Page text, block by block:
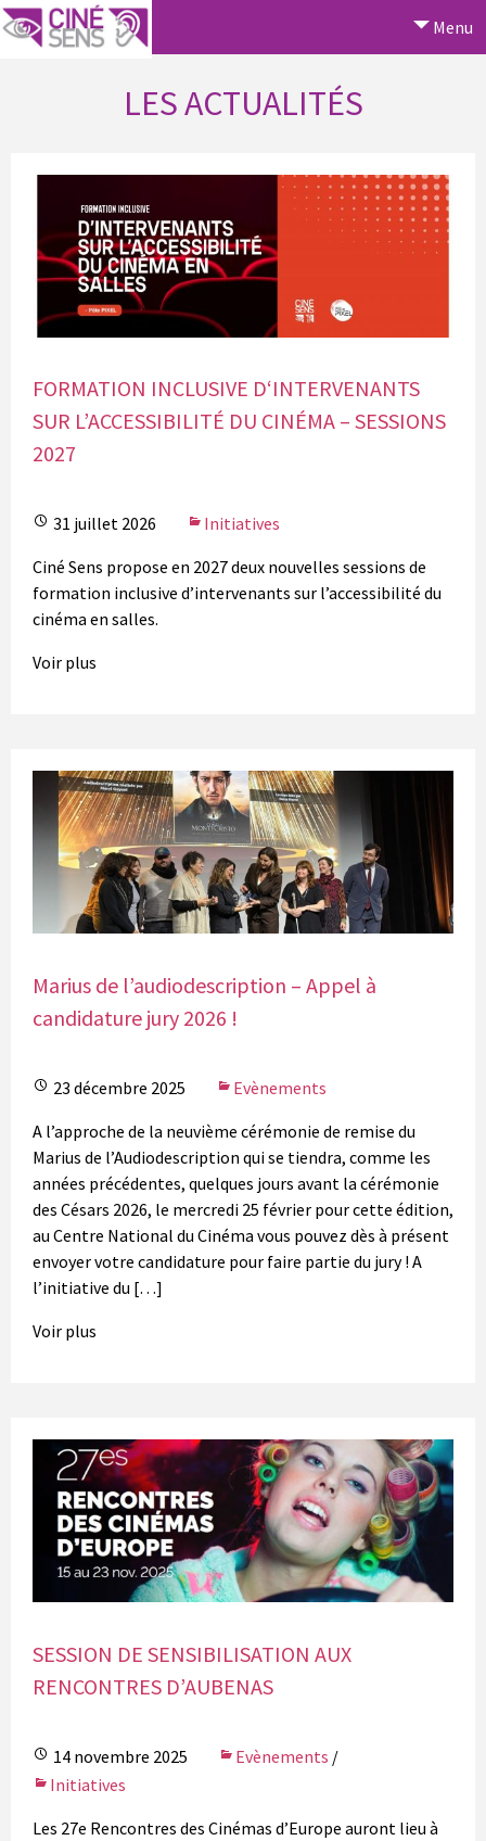
Menu
LES ACTUALITÉS
FORMATION INCLUSIVE D‘INTERVENANTS
SUR L’ACCESSIBILITÉ DU CINÉMA – SESSIONS
2027
31 juillet 2026
Initiatives
Ciné Sens propose en 2027 deux nouvelles sessions de
formation inclusive d’intervenants sur l’accessibilité du
cinéma en salles.
Voir plus
Marius de l’audiodescription – Appel à
candidature jury 2026 !
23 décembre 2025
Evènements
A l’approche de la neuvième cérémonie de remise du
Marius de l’Audiodescription qui se tiendra, comme les
années précédentes, quelques jours avant la cérémonie
des Césars 2026, le mercredi 25 février pour cette édition,
au Centre National du Cinéma vous pouvez dès à présent
envoyer votre candidature pour faire partie du jury ! A
l’initiative du […]
Voir plus
SESSION DE SENSIBILISATION AUX
RENCONTRES D’AUBENAS
14 novembre 2025 Evènements /
Initiatives
Les 27e Rencontres des Cinémas d’Europe auront lieu à